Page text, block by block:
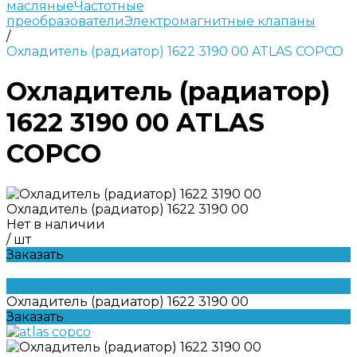
масляныеЧастотные
преобразователиЭлектромагнитные клапаны
/
Охладитель (радиатор) 1622 3190 00 ATLAS COPCO
Охладитель (радиатор)
1622 3190 00 ATLAS
COPCO
Охладитель (радиатор) 1622 3190 00
Нет в наличии
/ шт
Заказать
Охладитель (радиатор) 1622 3190 00
Заказать